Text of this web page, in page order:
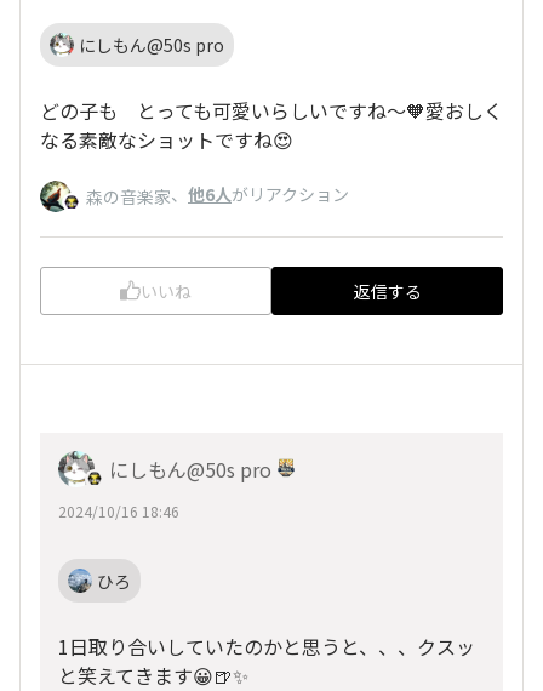
にしもん@50s pro
どの子も とっても可愛いらしいですね～🧡愛おしく
なる素敵なショットですね😍
森の音楽家、 他6人がリアクション
いいね 返信する
にしもん@50s pro
2024/10/16 18:46
ひろ
1日取り合いしていたのかと思うと、、、クスッ
と笑えてきます😀🍺✨